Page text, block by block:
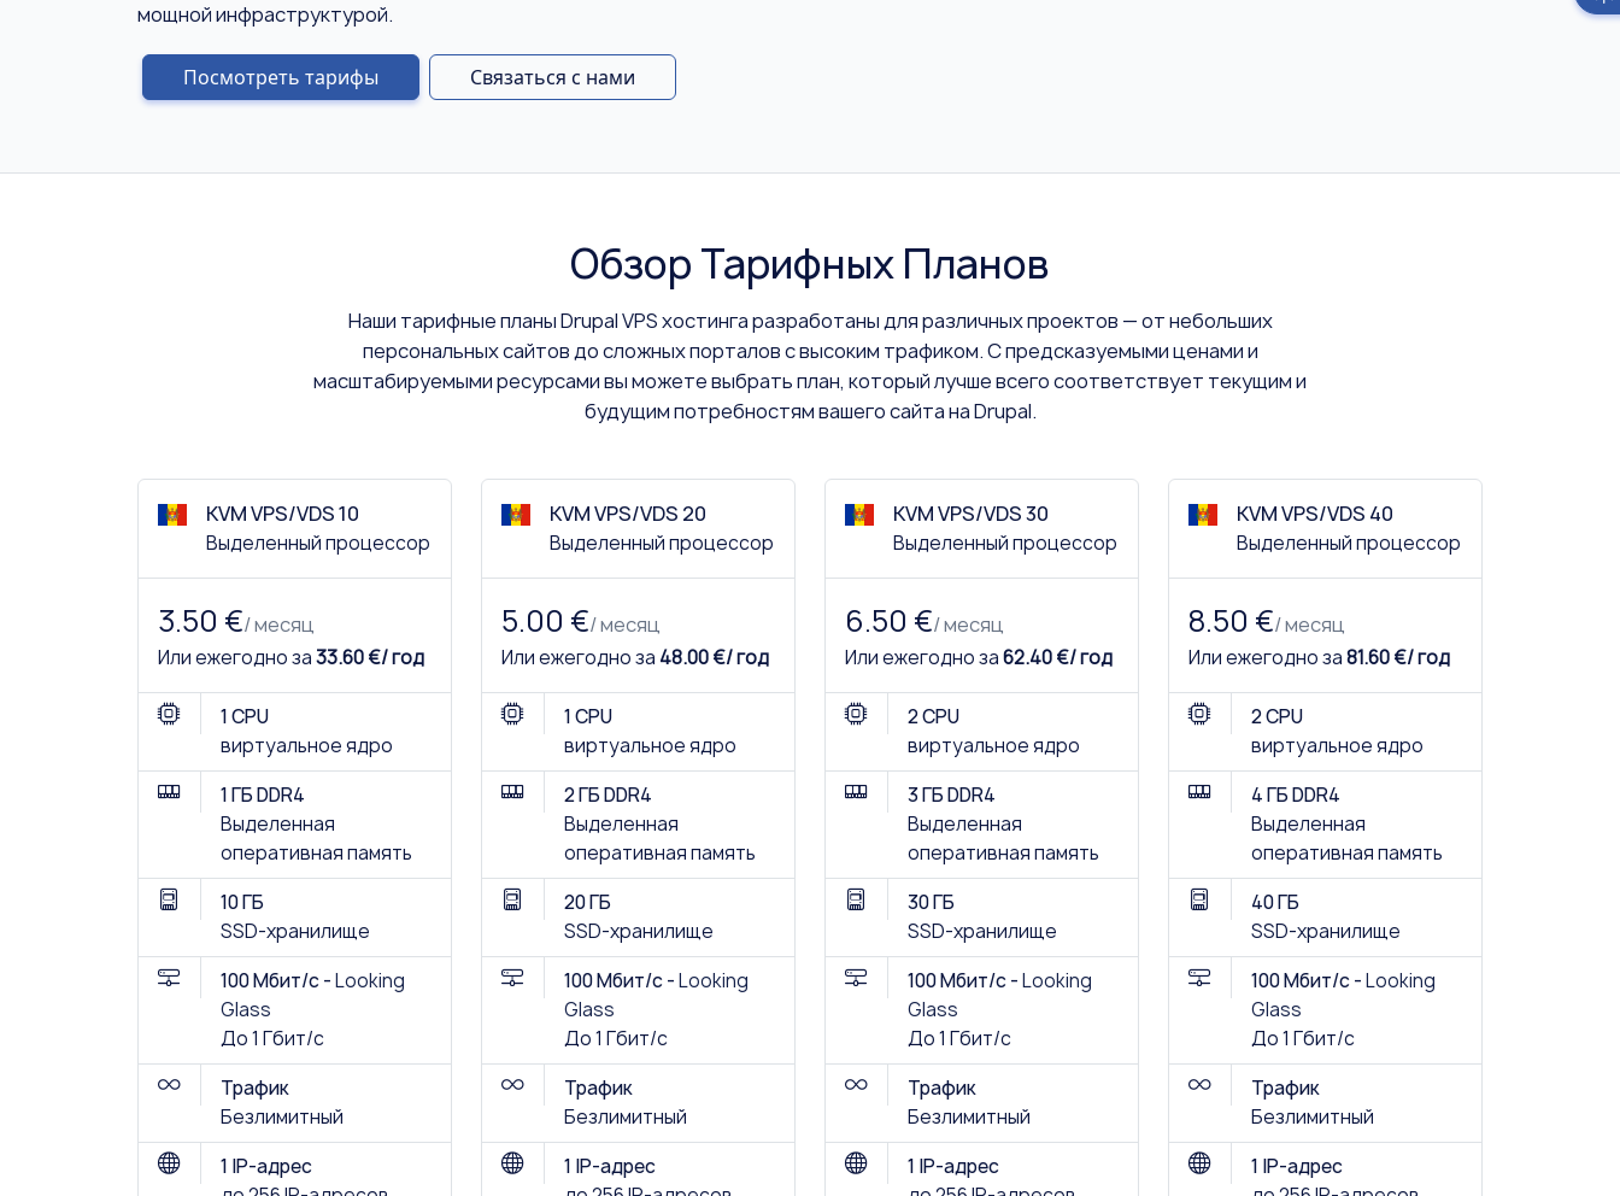
мощной инфраструктурой.
Посмотреть тарифы Связаться с нами
Обзор Тарифных Планов
Наши тарифные планы Drupal VPS хостинга разработаны для различных проектов — от небольших
персональных сайтов до сложных порталов с высоким трафиком. С предсказуемыми ценами и
масштабируемыми ресурсами вы можете выбрать план, который лучше всего соответствует текущим и
будущим потребностям вашего сайта на Drupal.
KVM VPS/VDS 10
Выделенный процессор
3.50 €/ месяц
Или ежегодно за33.60 €/ год
1 CPU
виртуальное ядро
1 ГБ DDR4
Выделенная
оперативная память
10 ГБ
SSD-хранилище
100 Мбит/с -Looking
Glass
До 1 Гбит/с
Трафик
Безлимитный
1 IP-адрес
KVM VPS/VDS 20
Выделенный процессор
5.00 €/ месяц
Или ежегодно за 48.00 €/ год
1 CPU
виртуальное ядро
2 ГБ DDR4
Выделенная
оперативная память
20 ГБ
SSD-хранилище
100 Мбит/с -Looking
Glass
До 1 Гбит/с
Трафик
Безлимитный
1 IP-адрес
KVM VPS/VDS 30
Выделенный процессор
6.50 €/ месяц
Или ежегодно за62.40 €/ год
2 CPU
виртуальное ядро
3 ГБ DDR4
Выделенная
оперативная память
30 ГБ
SSD-хранилище
100 Мбит/с -Looking
Glass
До 1 Гбит/с
Трафик
Безлимитный
1 IP-адрес
KVM VPS/VDS 40
Выделенный процессор
8.50 €/ месяц
Или ежегодно за81.60 €/ год
2 CPU
виртуальное ядро
4 ГБ DDR4
Выделенная
оперативная память
40 ГБ
SSD-хранилище
100 Мбит/с -Looking
Glass
До 1 Гбит/с
Трафик
Безлимитный
1 IP-адрес